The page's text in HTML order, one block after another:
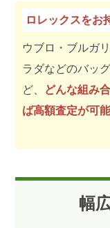
ロレックスをお
ウブロ・ブルガ
ラダなどのバッ
ど、 どんな組み
ば高額査定が可
幅